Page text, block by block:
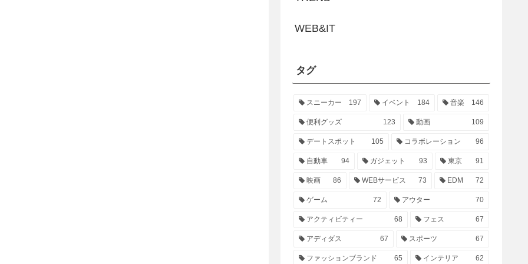
WEB&IT
タグ
スニーカー 197 イベント 184 音楽 146
便利グッズ 123 動画 109
デートスポット 105 コラボレーション 96
自動車 94 ガジェット 93 東京 91
映画 86 WEBサービス 73 EDM 72
ゲーム 72 アウター 70
アクティビティー 68 フェス 67
アディダス 67 スポーツ 67
ファッションブランド 65 インテリア 62